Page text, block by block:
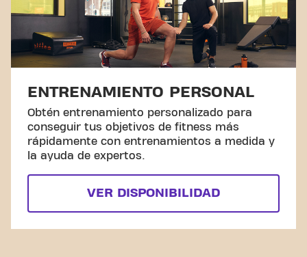
ENTRENAMIENTO PERSONAL
Obtén entrenamiento personalizado para
conseguir tus objetivos de fitness más
rápidamente con entrenamientos a medida y
la ayuda de expertos.
VER DISPONIBILIDAD